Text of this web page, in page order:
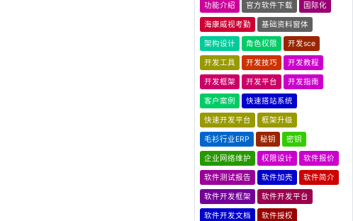
功能介绍 官方软件下载 国际化
海康威视考勤 基础资料窗体
架构设计 角色权限 开发sce
开发工具 开发技巧 开发教程
开发框架 开发平台 开发指南
客户案例 快速搭站系统
快速开发平台 框架升级
毛衫行业ERP 秘钥 密钥
企业网络维护 权限设计 软件报价
软件测试报告 软件加壳 软件简介
软件开发框架 软件开发平台
软件开发文档 软件授权